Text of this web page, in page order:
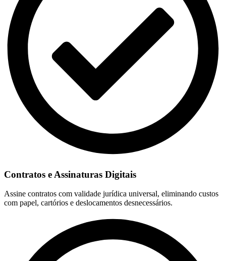
Contratos e Assinaturas Digitais
Assine contratos com validade jurídica universal, eliminando custos
com papel, cartórios e deslocamentos desnecessários.